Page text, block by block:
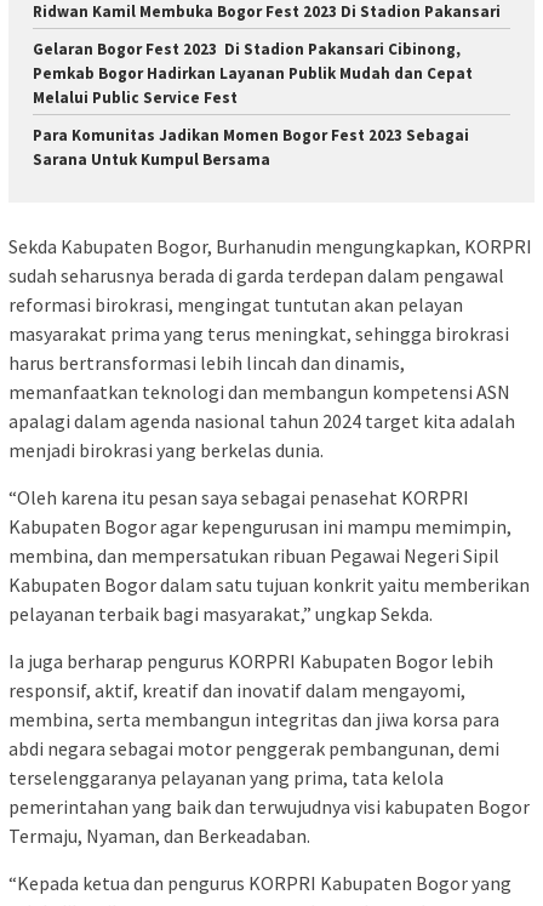
Ridwan Kamil Membuka Bogor Fest 2023 Di Stadion Pakansari
Gelaran Bogor Fest 2023 Di Stadion Pakansari Cibinong,
Pemkab Bogor Hadirkan Layanan Publik Mudah dan Cepat
Melalui Public Service Fest
Para Komunitas Jadikan Momen Bogor Fest 2023 Sebagai
Sarana Untuk Kumpul Bersama
Sekda Kabupaten Bogor, Burhanudin mengungkapkan, KORPRI
sudah seharusnya berada di garda terdepan dalam pengawal
reformasi birokrasi, mengingat tuntutan akan pelayan
masyarakat prima yang terus meningkat, sehingga birokrasi
harus bertransformasi lebih lincah dan dinamis,
memanfaatkan teknologi dan membangun kompetensi ASN
apalagi dalam agenda nasional tahun 2024 target kita adalah
menjadi birokrasi yang berkelas dunia.
“Oleh karena itu pesan saya sebagai penasehat KORPRI
Kabupaten Bogor agar kepengurusan ini mampu memimpin,
membina, dan mempersatukan ribuan Pegawai Negeri Sipil
Kabupaten Bogor dalam satu tujuan konkrit yaitu memberikan
pelayanan terbaik bagi masyarakat,” ungkap Sekda.
Ia juga berharap pengurus KORPRI Kabupaten Bogor lebih
responsif, aktif, kreatif dan inovatif dalam mengayomi,
membina, serta membangun integritas dan jiwa korsa para
abdi negara sebagai motor penggerak pembangunan, demi
terselenggaranya pelayanan yang prima, tata kelola
pemerintahan yang baik dan terwujudnya visi kabupaten Bogor
Termaju, Nyaman, dan Berkeadaban.
“Kepada ketua dan pengurus KORPRI Kabupaten Bogor yang